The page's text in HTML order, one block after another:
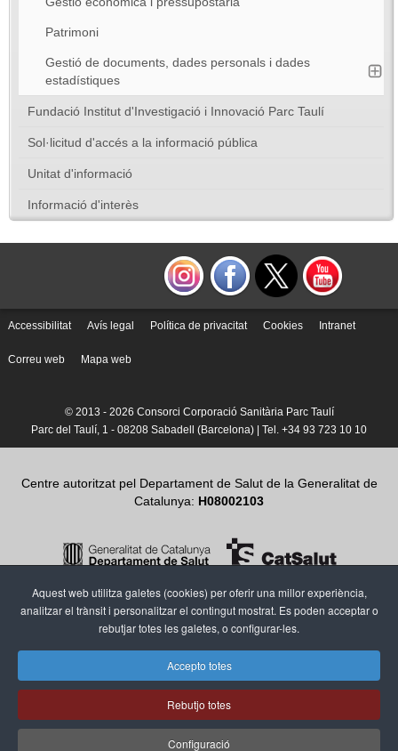
Patrimoni
Gestió de documents, dades personals i dades
estadístiques
Fundació Institut d'Investigació i Innovació Parc Taulí
Sol·licitud d'accés a la informació pública
Unitat d'informació
Informació d'interès
Accessibilitat Avís legal Política de privacitat Cookies Intranet
Correu web Mapa web
© 2013 - 2026 Consorci Corporació Sanitària Parc Taulí
Parc del Taulí, 1 - 08208 Sabadell (Barcelona) | Tel. +34 93 723 10 10
Centre autoritzat pel Departament de Salut de la Generalitat de
Catalunya: H08002103
Aquest web utilitza galetes (cookies) per oferir una millor experiència,
analitzar el trànsit i personalitzar el contingut mostrat. Es poden acceptar o
rebutjar totes les galetes, o configurar-les.
Accepto totes
Rebutjo totes
Configuració